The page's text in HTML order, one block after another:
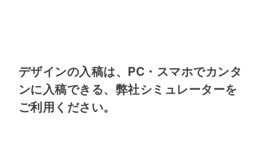
デザインの入稿は、PC・スマホでカンタ
ンに入稿できる、弊社シミュレーターを
ご利用ください。